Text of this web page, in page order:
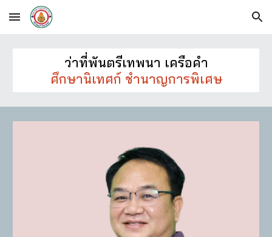
Skip to main content Skip to navigation
ว่าที่พันตรีเทพนา เครือคำ
ศึกษานิเทศก์ ชำนาญการพิเศษ